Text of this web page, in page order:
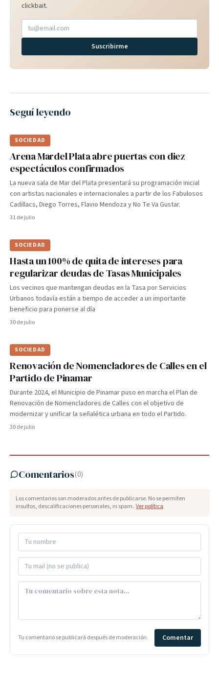
clickbait.
Suscribirme
Seguí leyendo
SOCIEDAD
Arena Mardel Plata abre puertas con diez
espectáculos confirmados
La nueva sala de Mar del Plata presentará su programación inicial
con artistas nacionales e internacionales a partir de los Fabulosos
Cadillacs, Diego Torres, Flavio Mendoza y No Te Va Gustar.
31 de julio
SOCIEDAD
Hasta un 100% de quita de intereses para
regularizar deudas de Tasas Municipales
Los vecinos que mantengan deudas en la Tasa por Servicios
Urbanos todavía están a tiempo de acceder a un importante
beneficio para ponerse al día
30 de julio
SOCIEDAD
Renovación de Nomencladores de Calles en el
Partido de Pinamar
Durante 2024, el Municipio de Pinamar puso en marcha el Plan de
Renovación de Nomencladores de Calles con el objetivo de
modernizar y unificar la señalética urbana en todo el Partido.
30 de julio
Comentarios(0)
Los comentarios son moderados antes de publicarse. No se permiten
insultos, descalificaciones personales, ni spam. Ver política
Tu comentario se publicará después de moderación. Comentar